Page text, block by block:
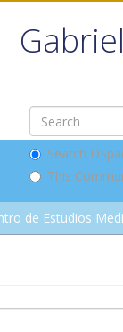
Search
This
de Estudios